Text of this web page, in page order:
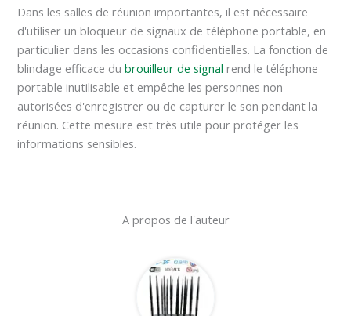
Dans les salles de réunion importantes, il est nécessaire
d'utiliser un bloqueur de signaux de téléphone portable, en
particulier dans les occasions confidentielles. La fonction de
blindage efficace dubrouilleur de signal rend le téléphone
portable inutilisable et empêche les personnes non
autorisées d'enregistrer ou de capturer le son pendant la
réunion. Cette mesure est très utile pour protéger les
informations sensibles.
A propos de l'auteur